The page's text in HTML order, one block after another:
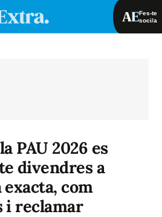
Fes-te
soci/a
PAU 2026 es
divendres a
com
i reclamar